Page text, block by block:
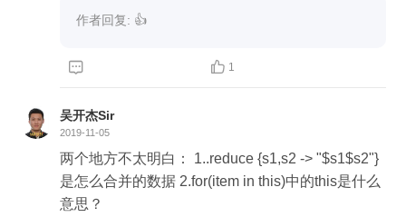
作者回复: 👍
  1
吴开杰Sir
2019-11-05
两个地方不太明白： 1..reduce {s1,s2 -> "$s1$s2"}
是怎么合并的数据 2.for(item in this)中的this是什么
意思？